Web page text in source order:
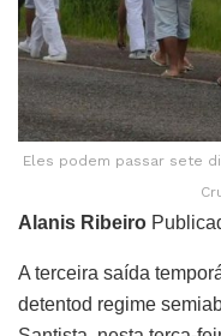
Eles podem passar sete
Alanis Ribeiro
A terceira saída
detentod regime